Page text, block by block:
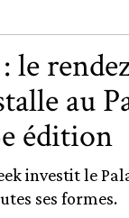
le
au
édition
investit le
ses formes.